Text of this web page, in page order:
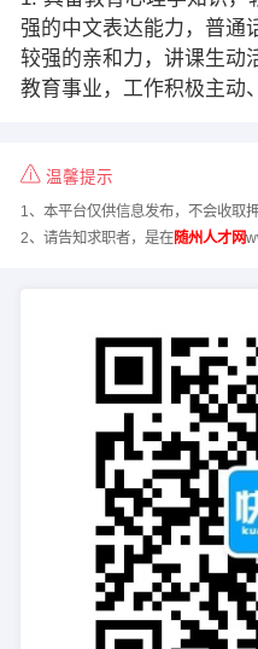
强的中文表达能力，普通
较强的亲和力，讲课生动
教育事业，工作积极主动
温馨提示
1、本平台仅供信息发布，不会收取
2、请告知求职者，是在随州人才网